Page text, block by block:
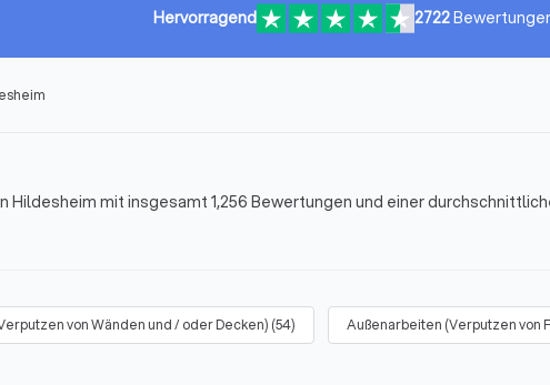
Hervorragend 2722
Hildesheim mit insgesamt 1,256 Bewertungen und einer
von Wänden und / oder Decken) (54) Außenarbeiten (Verputzen von